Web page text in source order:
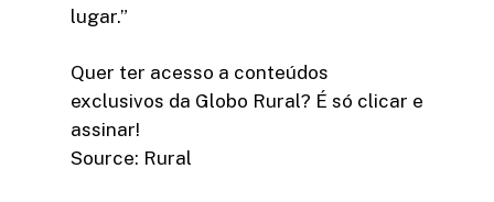
lugar.”
Quer ter acesso a conteúdos
exclusivos da Globo Rural? É só clicar e
assinar!​
Source: Rural